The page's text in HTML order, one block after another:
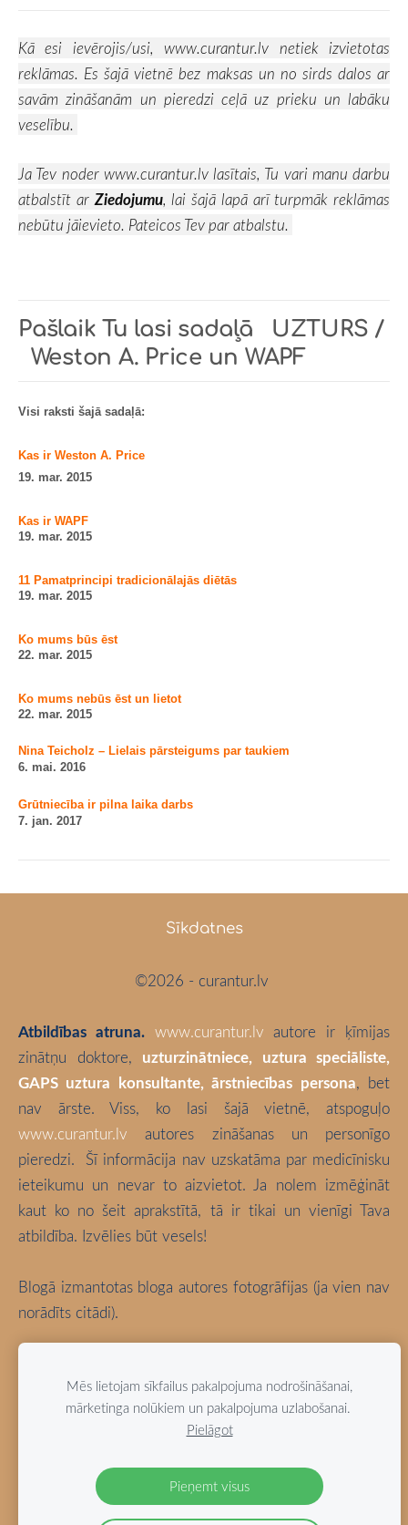
Kā esi ievērojis/usi, www.curantur.lv netiek izvietotas
reklāmas. Es šajā vietnē bez maksas un no sirds dalos ar
savām zināšanām un pieredzi ceļā uz prieku un labāku
veselību.
Ja Tev noder www.curantur.lvlasītais, Tu vari manu darbu
atbalstīt ar Ziedojumu, lai šajā lapā arī turpmāk reklāmas
nebūtu jāievieto. Pateicos Tev par atbalstu.
Pašlaik Tu lasi sadaļā
UZTURS /
Weston A. Price un WAPF
Visi raksti šajā sadaļā:
Kas ir Weston A. Price
19. mar. 2015
Kas ir WAPF
19. mar. 2015
11 Pamatprincipi tradicionālajās diētās
19. mar. 2015
Ko mums būs ēst
22. mar. 2015
Ko mums nebūs ēst un lietot
22. mar. 2015
Nina Teicholz – Lielais pārsteigums par taukiem
6. mai. 2016
Grūtniecība ir pilna laika darbs
7. jan. 2017
Sīkdatnes
©2026 - curantur.lv
Atbildības atruna. www.curantur.lv autore ir ķīmijas
zinātņu doktore, uzturzinātniece, uztura speciāliste,
GAPS uztura konsultante, ārstniecības persona, bet
nav ārste. Viss, ko lasi šajā vietnē, atspoguļo
www.curantur.lv autores zināšanas un personīgo
pieredzi. Šī informācija nav uzskatāma par medicīnisku
ieteikumu un nevar to aizvietot. Ja nolem izmēģināt
kaut ko no šeit aprakstītā, tā ir tikai un vienīgi Tava
atbildība. Izvēlies būt vesels!
Blogā izmantotas bloga autores fotogrāfijas (ja vien nav
norādīts citādi).
Mēs lietojam sīkfailus pakalpojuma nodrošināšanai,
mārketinga nolūkiem un pakalpojuma uzlabošanai.
Pielāgot
Pieņemt visus